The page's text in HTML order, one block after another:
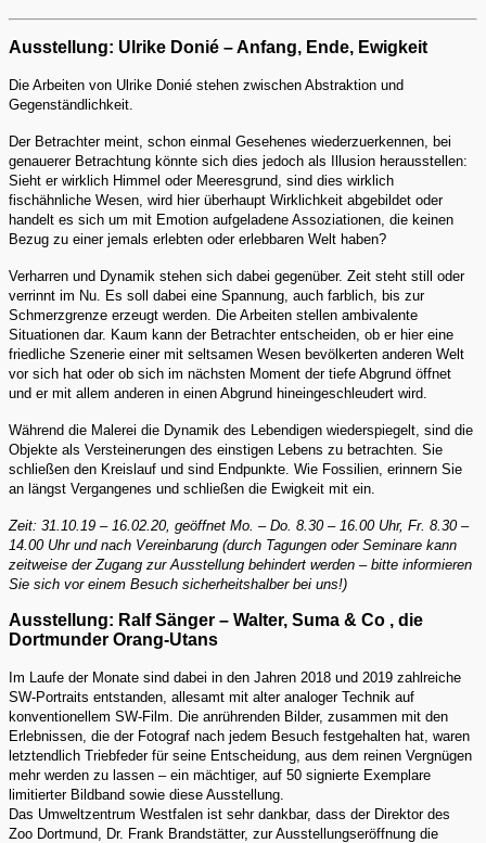
Ausstellung: Ulrike Donié – Anfang, Ende, Ewigkeit
Die Arbeiten von Ulrike Donié stehen zwischen Abstraktion und
Gegenständlichkeit.
Der Betrachter meint, schon einmal Gesehenes wiederzuerkennen, bei
genauerer Betrachtung könnte sich dies jedoch als Illusion herausstellen:
Sieht er wirklich Himmel oder Meeresgrund, sind dies wirklich
fischähnliche Wesen, wird hier überhaupt Wirklichkeit abgebildet oder
handelt es sich um mit Emotion aufgeladene Assoziationen, die keinen
Bezug zu einer jemals erlebten oder erlebbaren Welt haben?
Verharren und Dynamik stehen sich dabei gegenüber. Zeit steht still oder
verrinnt im Nu. Es soll dabei eine Spannung, auch farblich, bis zur
Schmerzgrenze erzeugt werden. Die Arbeiten stellen ambivalente
Situationen dar. Kaum kann der Betrachter entscheiden, ob er hier eine
friedliche Szenerie einer mit seltsamen Wesen bevölkerten anderen Welt
vor sich hat oder ob sich im nächsten Moment der tiefe Abgrund öffnet
und er mit allem anderen in einen Abgrund hineingeschleudert wird.
Während die Malerei die Dynamik des Lebendigen wiederspiegelt, sind die
Objekte als Versteinerungen des einstigen Lebens zu betrachten. Sie
schließen den Kreislauf und sind Endpunkte. Wie Fossilien, erinnern Sie
an längst Vergangenes und schließen die Ewigkeit mit ein.
Zeit: 31.10.19 – 16.02.20, geöffnet Mo. – Do. 8.30 – 16.00 Uhr, Fr. 8.30 –
14.00 Uhr und nach Vereinbarung (durch Tagungen oder Seminare kann
zeitweise der Zugang zur Ausstellung behindert werden – bitte informieren
Sie sich vor einem Besuch sicherheitshalber bei uns!)
Ausstellung: Ralf Sänger – Walter, Suma & Co , die
Dortmunder Orang-Utans
Im Laufe der Monate sind dabei in den Jahren 2018 und 2019 zahlreiche
SW-Portraits entstanden, allesamt mit alter analoger Technik auf
konventionellem SW-Film. Die anrührenden Bilder, zusammen mit den
Erlebnissen, die der Fotograf nach jedem Besuch festgehalten hat, waren
letztendlich Triebfeder für seine Entscheidung, aus dem reinen Vergnügen
mehr werden zu lassen – ein mächtiger, auf 50 signierte Exemplare
limitierter Bildband sowie diese Ausstellung.
Das Umweltzentrum Westfalen ist sehr dankbar, dass der Direktor des
Zoo Dortmund, Dr. Frank Brandstätter, zur Ausstellungseröffnung die